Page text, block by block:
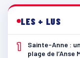
LES + LUS
1
Sainte-Anne :
plage de l’Anse